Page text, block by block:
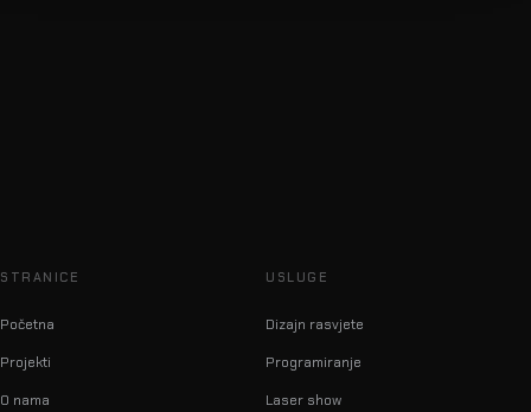
STRANICE
Početna
Projekti
O nama
USLUGE
Dizajn rasvjete
Programiranje
Laser show